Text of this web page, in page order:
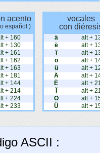
acento
español )
+ 160
+ 130
+ 161
+ 162
+ 163
+ 181
+ 144
+ 214
+ 224
+ 233
vocales
con
ä
alt +
ë
alt +
ï
alt +
ö
alt +
ü
alt +
Ä
alt +
Ë
alt +
alt +
Ö
alt +
Ü
alt +
ASCII :